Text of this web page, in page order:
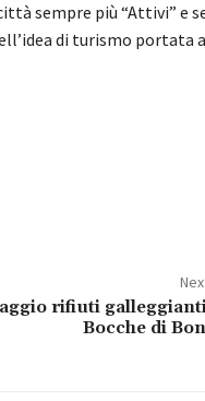
sempre più “Attivi” e
di turismo portata
rifiuti
Bocche di